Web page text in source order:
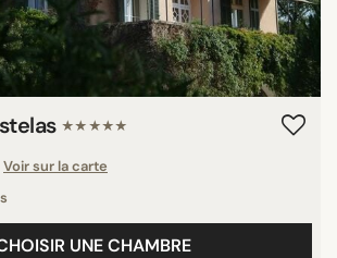
★★★★★
Voir sur la carte
UNE CHAMBRE